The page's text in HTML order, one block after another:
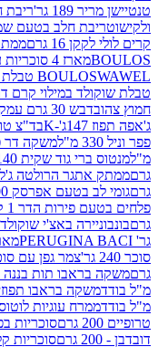
גר'
ריבת חלב 400 גרם מיה
חלב בטעם שמנת 400 גרם
גרם
קרם דובדבן 86 גרם
דבש 30 גרם עמק חפר
טרולי
בד"צ טורינו טנטיישן
משקה דר פפר בקבוק 450מ"ל
גוד שקית 140 גרם
הרולטה ג'לי ענק 90 גרם
אפרסק 500 גרם
הדר 1 ק"ג
באצ'י שוקולד מריר 175 גר'
מארז מרציפן ללא
תות בננה 300 מ"ל בודד
בראבו תפוזים 300 מ"ל בודד
עוגיות לוטוס קרמל 400 גרם
סוכריות בפחית פרות יער -
סוכריות קלפני בטעם פירות